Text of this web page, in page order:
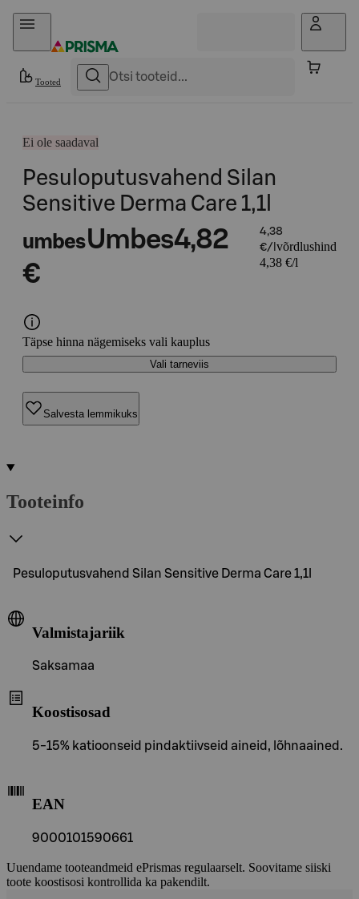
Otse sisu juurde
Tooted
Ei ole saadaval
Pesuloputusvahend Silan
Sensitive Derma Care 1,1l
umbesUmbes4,82
€
4,38
€/l võrdlushind
4,38 €/l
Täpse hinna nägemiseks vali kauplus
Vali tarneviis
Salvesta lemmikuks
Tooteinfo
Pesuloputusvahend Silan Sensitive Derma Care 1,1l
Valmistajariik
Saksamaa
Koostisosad
5-15% katioonseid pindaktiivseid aineid, lõhnaained.
EAN
9000101590661
Uuendame tooteandmeid ePrismas regulaarselt. Soovitame siiski
toote koostisosi kontrollida ka pakendilt.